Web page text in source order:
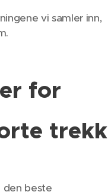
vi samler inn,
for
trekk
den beste